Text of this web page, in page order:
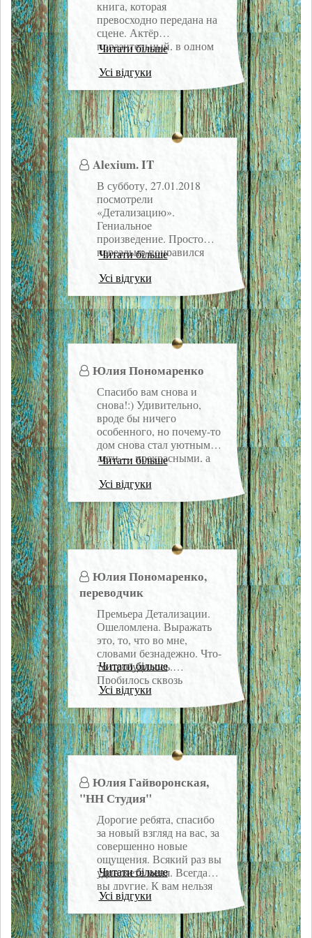
книга, которая
превосходно передана на
сцене. Актёр
поразительный, в одном
лице — и брутальный
моряк, и не-от-мира-сего-
пианист, показавший на
маленькой сцене целый
океан)) Спасибо за
прекрасный вечер!
Читати більше
Усі відгуки
Alexium. IT
В субботу, 27.01.2018
посмотрели
«Детализацию».
Гениальное
произведение. Просто
нереально понравился
эпизод диалога посуды в
комнате — мне увиделся
срез нашего общества.
Вообще, первое, что
подумалось после
окончания спектакля —
«О чем спектакль? О
О нас». Огромная
труд и за те эмоции,
которые переживаешь,
приходя в Ваш
небольшой и такой
уютный зал.
Читати більше
Усі відгуки
Юлия Пономаренко
Спасибо вам снова и
снова!:) Удивительно,
вроде бы ничего
особенного, но почему-то
дом снова стал уютным,
дети — прекрасными, а
Большие Проблемы
съежились и потеряли
превратившись в
обычные предметы.
словно включили свет…
Читати більше
Усі відгуки
Юлия Пономаренко,
переводчик
Премьера Детализации.
Ошеломлена. Выражать
это, то, что во мне,
словами безнадежно. Что-
то пробудилось.
Пробилось сквозь
черствую корку.
Спасибо!!! Спасибо!!!!!
Но почему ее не
поставили в 2012-м году?
Читати більше
Усі відгуки
Юлия Гайворонская,
"НН Студия"
Дорогие ребята, спасибо
за новый взгляд на вас, за
совершенно новые
ощущения. Всякий раз вы
удивляете меня. Всегда
вы другие. К вам нельзя
привыкнуть. Ольга —
глубокий,
многоплановый,
Читати більше
Усі відгуки